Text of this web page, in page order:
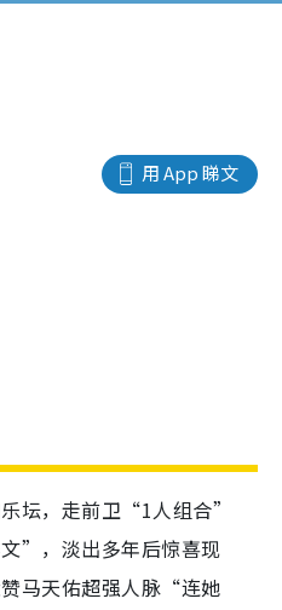
用 App 睇文
坛，走前卫“1人组合”
”，淡出多年后惊喜现
马天佑超强人脉“连她